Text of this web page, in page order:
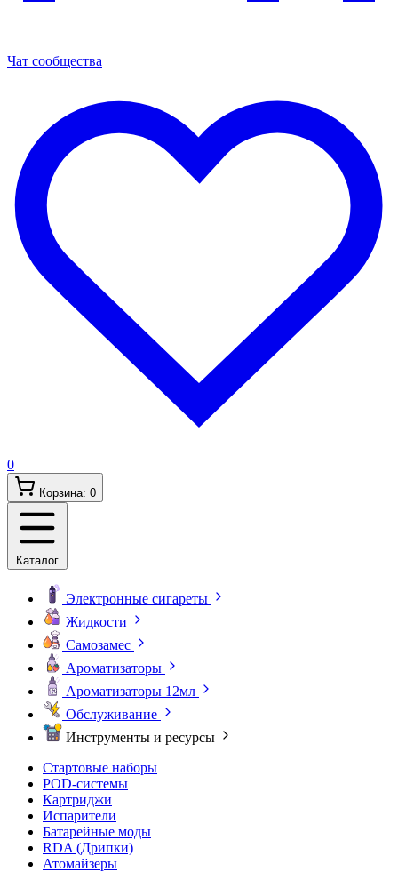
Чат сообщества
0
Корзина: 0
Каталог
Электронные сигареты
Жидкости
Самозамес
Ароматизаторы
Ароматизаторы 12мл
Обслуживание
Инструменты и ресурсы
Стартовые наборы
POD-системы
Картриджи
Испарители
Батарейные моды
RDA (Дрипки)
Атомайзеры